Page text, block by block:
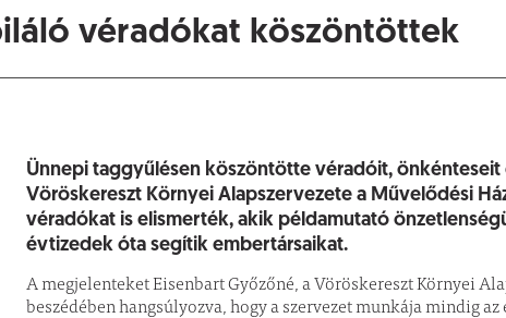
véradókat köszöntöttek
Ünnepi taggyűlésen köszöntötte véradóit, önkénteseit
Vöröskereszt Környei Alapszervezete a Művelődési
véradókat is elismerték, akik példamutató
évtizedek óta segítik embertársaikat.
A megjelenteket Eisenbart Győzőné, a Vöröskereszt Környei
beszédében hangsúlyozva, hogy a szervezet munkája mindig